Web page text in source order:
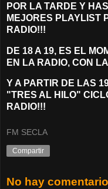
POR LA TARDE Y
MEJORES PLAYLIST
RADIO!!!
DE 18 A 19, ES EL
EN LA RADIO, CON
Y A PARTIR DE LAS
"TRES AL HILO"
RADIO!!!
FM SECLA
Compartir
No hay